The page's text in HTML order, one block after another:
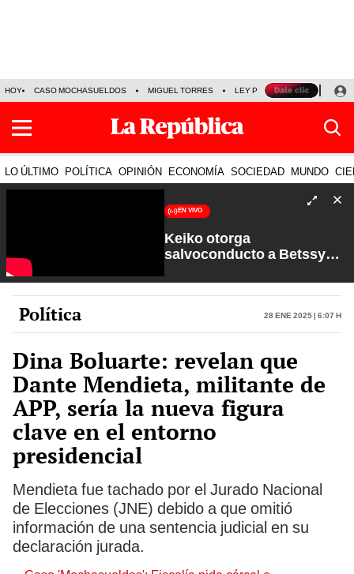
HOY CASO MOCHASUELDOS MIGUEL TORRES LEY PULPÍN PRECIO DEL
LO ÚLTIMO POLÍTICA OPINIÓN ECONOMÍA SOCIEDAD MUNDO
EN VIVO
Keiko otorga
salvoconducto a Betssy
Petroperú | Sin Guion con
Rosa María Palacios
Política 28 Ene 2025 | 6:07 h
Dina Boluarte: revelan que
Dante Mendieta, militante de
APP, sería la nueva figura
clave en el entorno
presidencial
Mendieta fue tachado por el Jurado Nacional
de Elecciones (JNE) debido a que omitió
información de una sentencia judicial en su
declaración jurada.